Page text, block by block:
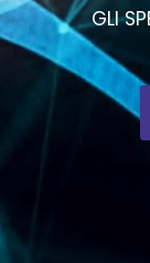
GLI